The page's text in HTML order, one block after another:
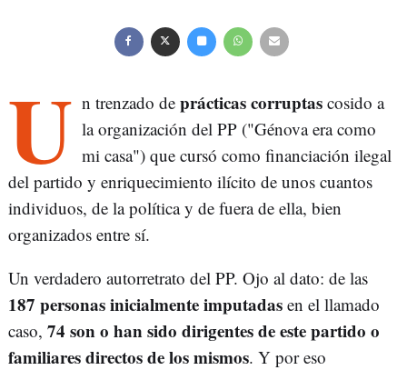
U n trenzado de prácticas corruptas cosido a
la organización del PP ("Génova era como
mi casa") que cursó como financiación ilegal
del partido y enriquecimiento ilícito de unos cuantos
individuos, de la política y de fuera de ella, bien
organizados entre sí.
Un verdadero autorretrato del PP. Ojo al dato: de las
187 personas inicialmente imputadas en el llamado
caso, 74 son o han sido dirigentes de este partido o
familiares directos de los mismos. Y por eso